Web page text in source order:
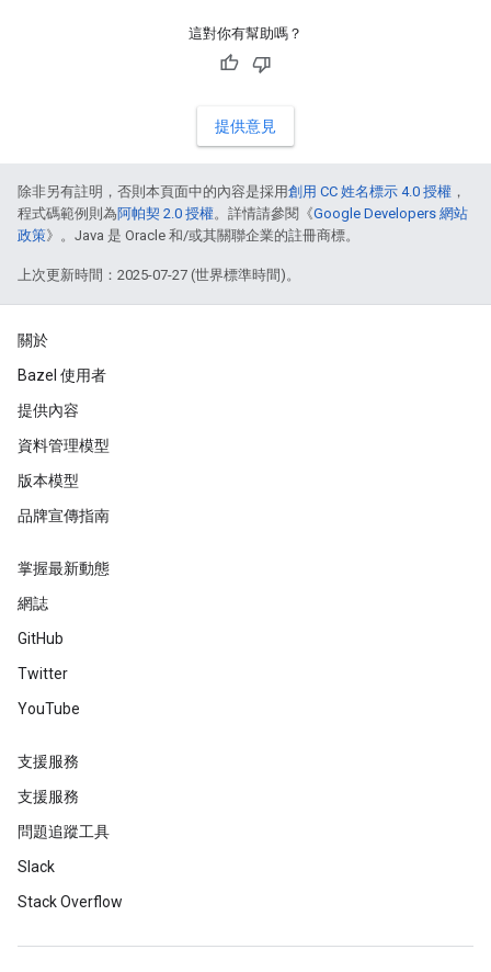
這對你有幫助嗎？
提供意見
除非另有註明，否則本頁面中的內容是採用創用 CC 姓名標示 4.0 授權 ，
程式碼範例則為阿帕契 2.0 授權。詳情請參閱《Google Developers 網站
政策》。Java 是 Oracle 和/或其關聯企業的註冊商標。
上次更新時間：2025-07-27 (世界標準時間)。
關於
Bazel 使用者
提供內容
資料管理模型
版本模型
品牌宣傳指南
掌握最新動態
網誌
GitHub
Twitter
YouTube
支援服務
支援服務
問題追蹤工具
Slack
Stack Overflow